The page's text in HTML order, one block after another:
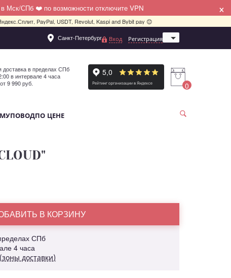
Мск/СПб ❤️ по возможности отключите VPN ×
PayPal, USDT, Revolut, Kaspi and Bybit pay 😊
Санкт-Петербург
Москва
Вход Регистрация
доставка в пределах СПб
в интервале 4 часа
9 990 руб.
0
ПОВОДПО ЦЕНЕ
В КОРЗИНУ
СПб
4 часа
(зоны доставки)